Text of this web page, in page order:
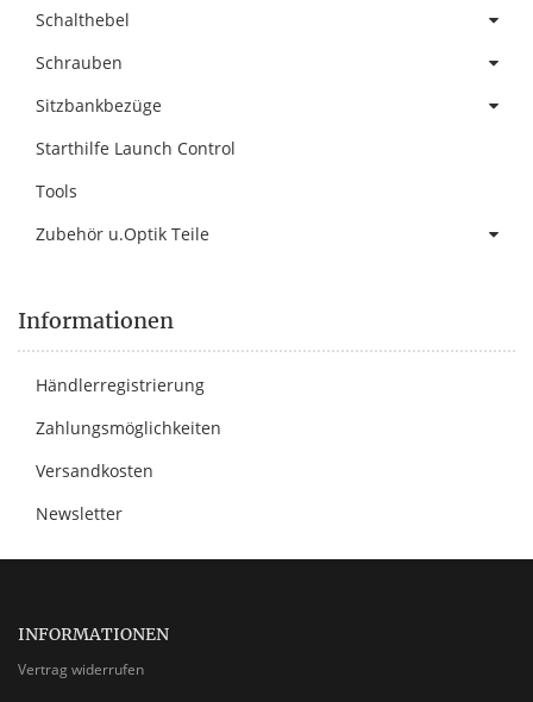
Schalthebel
Schrauben
Sitzbankbezüge
Starthilfe Launch Control
Tools
Zubehör u.Optik Teile
Informationen
Händlerregistrierung
Zahlungsmöglichkeiten
Versandkosten
Newsletter
INFORMATIONEN
Vertrag widerrufen